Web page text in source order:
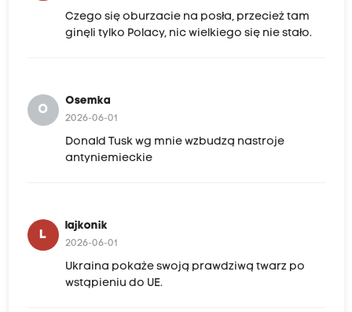
Czego się oburzacie na posła, przecież tam
ginęli tylko Polacy, nic wielkiego się nie stało.
O
Osemka
2026-06-01
Donald Tusk wg mnie wzbudzą nastroje
antyniemieckie
L
lajkonik
2026-06-01
Ukraina pokaże swoją prawdziwą twarz po
wstąpieniu do UE.